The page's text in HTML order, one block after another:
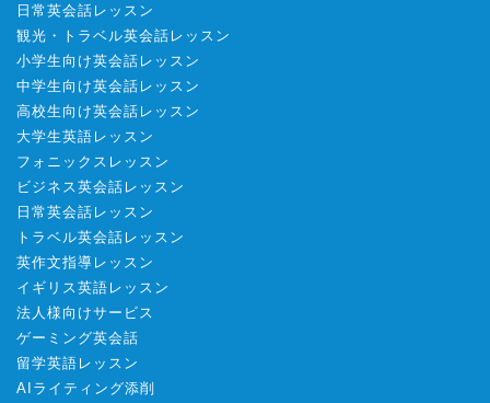
日常英会話レッスン
観光・トラベル英会話レッスン
小学生向け英会話レッスン
中学生向け英会話レッスン
高校生向け英会話レッスン
大学生英語レッスン
フォニックスレッスン
ビジネス英会話レッスン
日常英会話レッスン
トラベル英会話レッスン
英作文指導レッスン
イギリス英語レッスン
法人様向けサービス
ゲーミング英会話
留学英語レッスン
AIライティング添削